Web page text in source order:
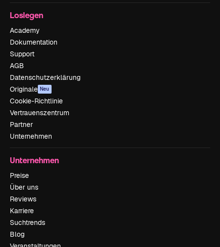
Loslegen
Academy
Dokumentation
Support
AGB
Datenschutzerklärung
Originale Neu
Cookie-Richtlinie
Vertrauenszentrum
Partner
Unternehmen
Unternehmen
Preise
Über uns
Reviews
Karriere
Suchtrends
Blog